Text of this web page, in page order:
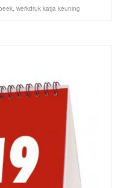
, werkdruk katja keuning